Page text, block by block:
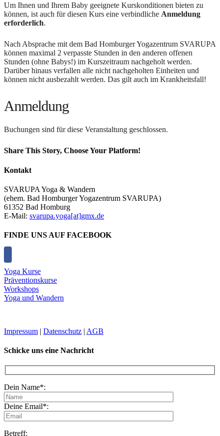
Um Ihnen und Ihrem Baby geeignete Kurskonditionen bieten zu
können, ist auch für diesen Kurs eine verbindliche Anmeldung
erforderlich.
Nach Absprache mit dem Bad Homburger Yogazentrum SVARUPA
können maximal 2 verpasste Stunden in den anderen offenen
Stunden (ohne Babys!) im Kurszeitraum nachgeholt werden.
Darüber hinaus verfallen alle nicht nachgeholten Einheiten und
können nicht ausbezahlt werden. Das gilt auch im Krankheitsfall!
Anmeldung
Buchungen sind für diese Veranstaltung geschlossen.
Share This Story, Choose Your Platform!
Facebook
X
Reddit
LinkedIn
Tumblr
Pinterest
Vk
E-
Kontakt
SVARUPA Yoga & Wandern
(ehem. Bad Homburger Yogazentrum SVARUPA)
61352 Bad Homburg
E-Mail: svarupa.yoga[at]gmx.de
FINDE UNS AUF FACEBOOK
Yoga Kurse
Präventionskurse
Workshops
Yoga und Wandern
Impressum | Datenschutz | AGB
Schicke uns eine Nachricht
Dein Name*:
Deine Email*:
Betreff: